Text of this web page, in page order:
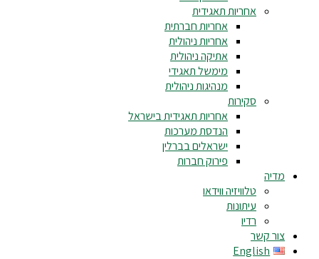
אחריות תאגידית
אחריות חברתית
אחריות ניהולית
אתיקה ניהולית
מימשל תאגידי
מנהיגות ניהולית
סקירות
אחריות תאגידית בישראל
הנדסת מערכות
ישראלים בברלין
פירוק חברות
מדיה
טלוויזיה ווידאו
עיתונות
רדיו
צור קשר
English